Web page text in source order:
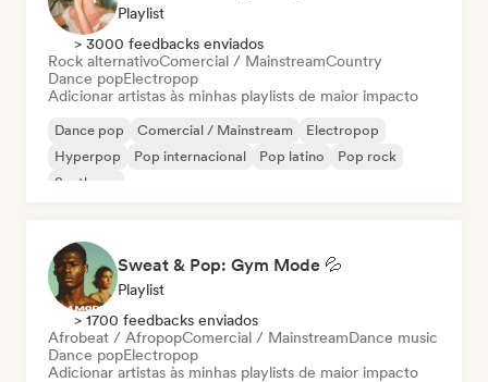
Playlist
> 3000 feedbacks enviados
Rock alternativoComercial / MainstreamCountry
Dance popElectropop
Adicionar artistas às minhas playlists de maior impacto
Dance pop Comercial / Mainstream
Electropop
Hyperpop
Pop internacional Pop latino
Pop rock
Synthpop
Sweat & Pop: Gym Mode 💦
Playlist
> 1700 feedbacks enviados
Afrobeat / AfropopComercial / MainstreamDance music
Dance popElectropop
Adicionar artistas às minhas playlists de maior impacto